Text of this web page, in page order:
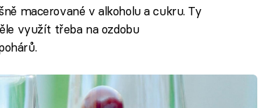
macerované v alkoholu a cukru. Ty
využít třeba na ozdobu